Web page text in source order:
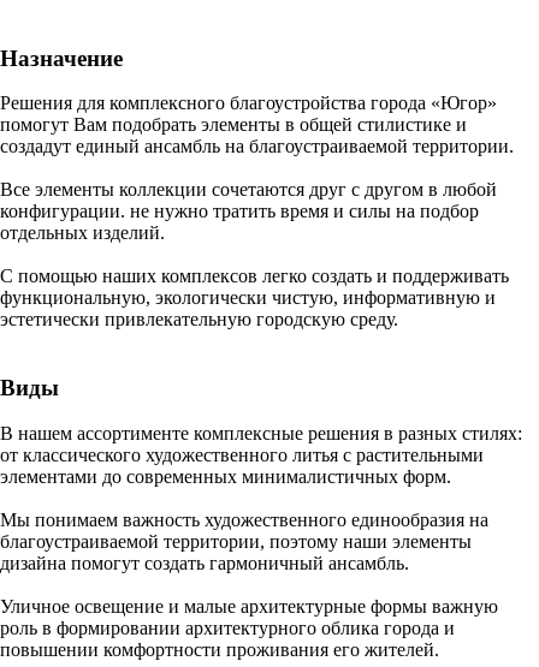
Назначение
Решения для комплексного благоустройства города «Югор»
помогут Вам подобрать элементы в общей стилистике и
создадут единый ансамбль на благоустраиваемой территории.
Все элементы коллекции сочетаются друг с другом в любой
конфигурации. не нужно тратить время и силы на подбор
отдельных изделий.
С помощью наших комплексов легко создать и поддерживать
функциональную, экологически чистую, информативную и
эстетически привлекательную городскую среду.
Виды
В нашем ассортименте комплексные решения в разных стилях:
от классического художественного литья с растительными
элементами до современных минималистичных форм.
Мы понимаем важность художественного единообразия на
благоустраиваемой территории, поэтому наши элементы
дизайна помогут создать гармоничный ансамбль.
Уличное освещение и малые архитектурные формы важную
роль в формировании архитектурного облика города и
повышении комфортности проживания его жителей.